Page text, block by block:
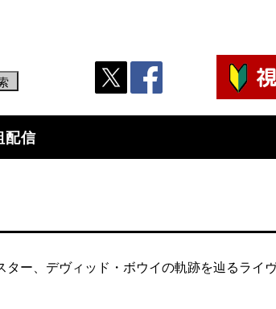
配信
ー、デヴィッド・ボウイの軌跡を辿るライ